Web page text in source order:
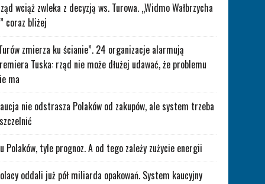
wciąż zwleka z decyzją ws. Turowa. „Widmo Wałbrzycha
coraz bliżej
zmierza ku ścianie”. 24 organizacje alarmują
Tuska: rząd nie może dłużej udawać, że problemu
ma
nie odstrasza Polaków od zakupów, ale system trzeba
Polaków, tyle prognoz. A od tego zależy zużycie energii
oddali już pół miliarda opakowań. System kaucyjny